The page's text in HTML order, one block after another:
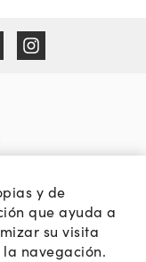
ORKLI
somos
Web Orkli
y de
que ayuda a
su visita
navegación.